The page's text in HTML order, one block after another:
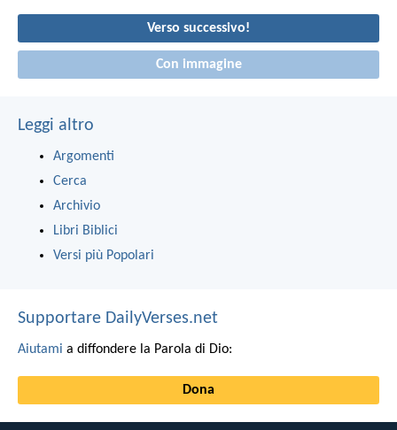
Verso successivo!
Con immagine
Leggi altro
Argomenti
Cerca
Archivio
Libri Biblici
Versi più Popolari
Supportare DailyVerses.net
Aiutami a diffondere la Parola di Dio:
Dona